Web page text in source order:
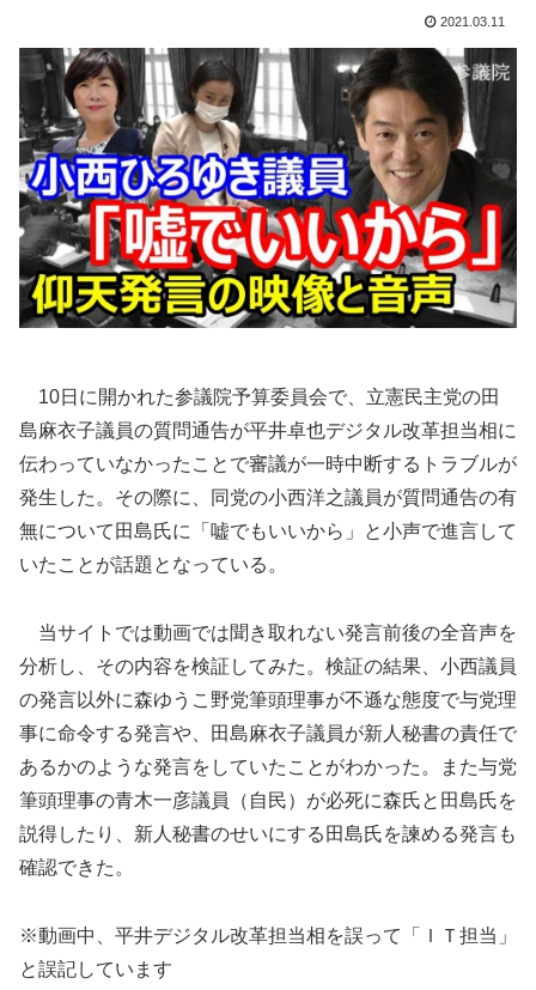
2021.03.11
10日に開かれた参議院予算委員会で、立憲民主党の田
島麻衣子議員の質問通告が平井卓也デジタル改革担当相に
伝わっていなかったことで審議が一時中断するトラブルが
発生した。その際に、同党の小西洋之議員が質問通告の有
無について田島氏に「嘘でもいいから」と小声で進言して
いたことが話題となっている。
当サイトでは動画では聞き取れない発言前後の全音声を
分析し、その内容を検証してみた。検証の結果、小西議員
の発言以外に森ゆうこ野党筆頭理事が不遜な態度で与党理
事に命令する発言や、田島麻衣子議員が新人秘書の責任で
あるかのような発言をしていたことがわかった。また与党
筆頭理事の青木一彦議員（自民）が必死に森氏と田島氏を
説得したり、新人秘書のせいにする田島氏を諫める発言も
確認できた。
※動画中、平井デジタル改革担当相を誤って「ＩＴ担当」
と誤記しています